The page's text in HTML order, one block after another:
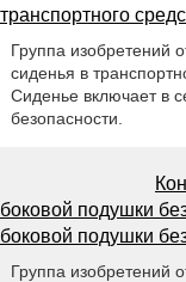
транспортного
Группа изобретений
сиденья в
Сиденье включает в
безопасности.
боковой подушки
боковой подушки
Группа изобретений